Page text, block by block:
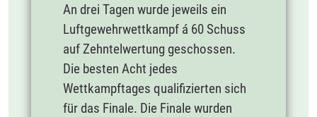
An drei Tagen wurde jeweils ein
Luftgewehrwettkampf á 60 Schuss
auf Zehntelwertung geschossen.
Die besten Acht jedes
Wettkampftages qualifizierten sich
für das Finale. Die Finale wurden